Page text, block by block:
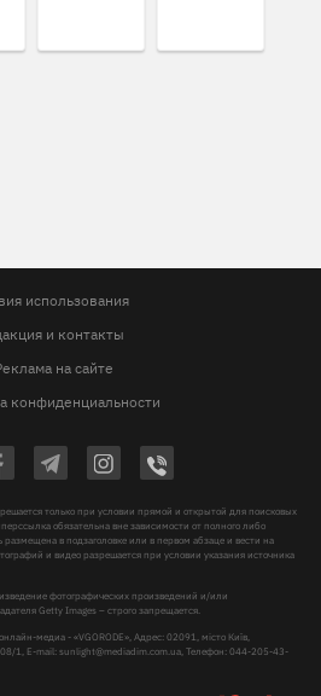
использования
и контакты
на сайте
конфиденциальности
только при условии прямой и открытой для поисковых
обязательна вне зависимости от полного либо
в подзаголовке или в первом абзаце и вести на
и видео разрешается при условии указания источника
фотографических произведений и/или
Getty Images – строго запрещается.
медиа - «VGORODE», Адрес: 02091, місто Київ,
1, E-mail:sunlight@mediadim.com.ua , Телефон: 044-205-43-